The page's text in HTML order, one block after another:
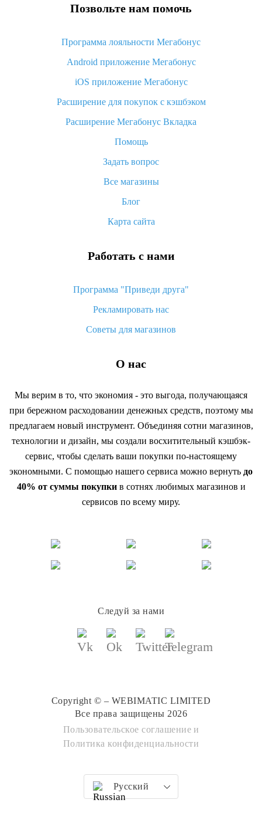
Что делать, если Алиэкспресс просит ввести паспортные
Как узнать, куда пришла посылка с Алиэкспресс
Вы отменили заказ на Алиэкспресс, когда вернут деньги?
Что такое баллы на Алиэкспресс, как их получить и
«AliExpress Standard Shipping»: что это за метод доставки и
как его отслеживать
Как покупать оптом на Алиэкспресс
Что делать, если не пришел товар с Алиэкспресс
возврата денег
Позвольте нам помочь
Программа лояльности Мегабонус
Android приложение Мегабонус
iOS приложение Мегабонус
Расширение для покупок с кэшбэком
Расширение Мегабонус Вкладка
Помощь
Задать вопрос
Все магазины
Блог
Карта сайта
Работать с нами
Программа "Приведи друга"
Рекламировать нас
Советы для магазинов
О нас
Мы верим в то, что экономия - это выгода, получающаяся
при бережном расходовании денежных средств, поэтому мы
предлагаем новый инструмент. Объединяя сотни магазинов,
технологии и дизайн, мы создали восхитительный кэшбэк-
сервис, чтобы сделать ваши покупки по-настоящему
экономными. С помощью нашего сервиса можно вернуть до
40% от суммы покупкив сотнях любимых магазинов и
сервисов по всему миру.
Следуй за нами
Copyright © – WEBIMATIC LIMITED
Все права защищены 2026
Пользовательское соглашение и
Политика конфиденциальности
Русский